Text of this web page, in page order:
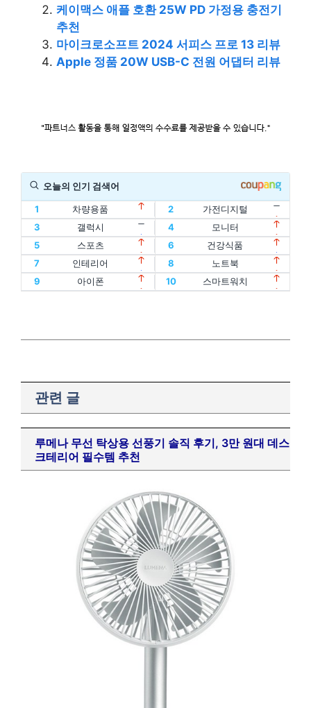
케이맥스 애플 호환 25W PD 가정용 충전기
추천
마이크로소프트 2024 서피스 프로 13 리뷰
Apple 정품 20W USB-C 전원 어댑터 리뷰
오늘의 인기 검색어
1
차량용품
11
할인
1
차량용품
11
할인
2
가전디지털
12
디지털기기
2
가전디지털
12
디지털기기
3
갤럭시
13
인텔
3
갤럭시
13
인텔
4
모니터
14
oled
4
모니터
14
oled
5
스포츠
15
홈트
5
스포츠
15
홈트
6
건강식품
16
아이패드
6
건강식품
16
아이패드
7
인테리어
17
에어팟
7
인테리어
8
노트북
18
맥북
8
노트북
9
아이폰
19
폴드
10
스마트워치
20
플립
관련 글
루메나 무선 탁상용 선풍기 솔직 후기, 3만 원대 데스
크테리어 필수템 추천